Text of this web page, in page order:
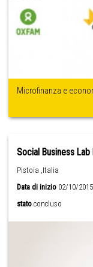
Microfinanza e
Social Business
Pistoia ,Italia
Data di inizio 02/10/2015
stato concluso